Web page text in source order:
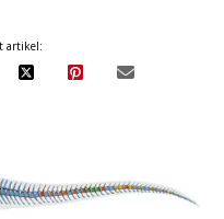
artikel: